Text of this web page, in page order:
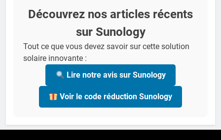
Découvrez nos articles récents
sur Sunology
Tout ce que vous devez savoir sur cette solution
solaire innovante :
Lire notre avis sur Sunology
Voir le code réduction Sunology